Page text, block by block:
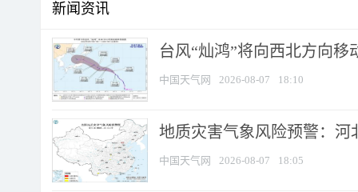
新闻资讯
台风“灿鸿”将向西北方向移
中国天气网 2026-08-07 18:10
地质灾害气象风险预警：河
中国天气网 2026-08-07 18:05